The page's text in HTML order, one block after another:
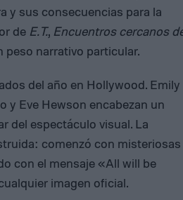
y sus consecuencias para la
de E.T., Encuentros cercanos
peso narrativo particular.
del año en Hollywood. Emily
y Eve Hewson encabezan un
del espectáculo visual. La
comenzó con misteriosas
con el mensaje «All will be
imagen oficial.